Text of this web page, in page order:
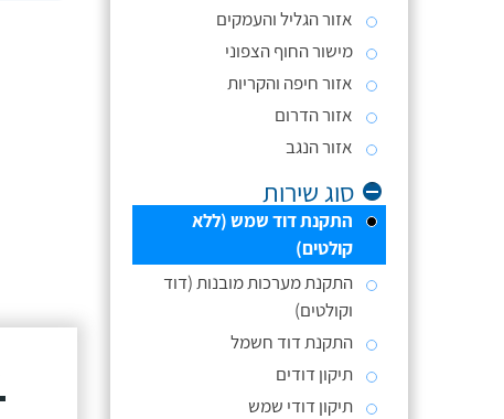
אזור הגליל והעמקים
מישור החוף הצפוני
אזור חיפה והקריות
אזור הדרום
אזור הנגב
סוג שירות
התקנת דוד שמש (ללא
קולטים)
התקנת מערכות מובנות (דוד
וקולטים)
התקנת דוד חשמל
תיקון דודים
תיקון דודי שמש